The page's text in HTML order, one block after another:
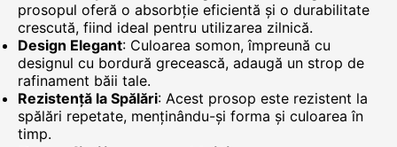
prosopul oferă o absorbție eficientă și o durabilitate
crescută, fiind ideal pentru utilizarea zilnică.
Design Elegant: Culoarea somon, împreună cu
designul cu bordură grecească, adaugă un strop de
rafinament băii tale.
Rezistență la Spălări: Acest prosop este rezistent la
spălări repetate, menținându-și forma și culoarea în
timp.